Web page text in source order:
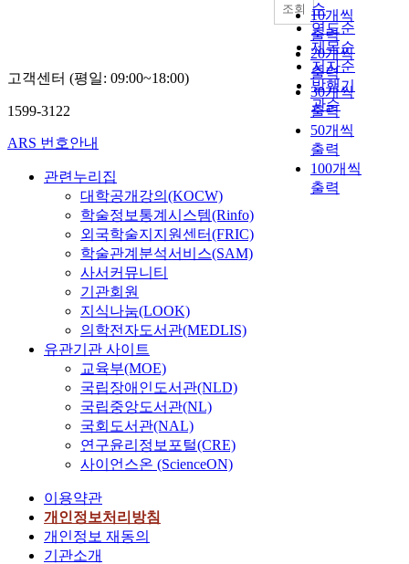
순
연도순
제목순
저자순
발행기
관순
10개씩
출력
20개씩
출력
30개씩
출력
50개씩
출력
100개씩
출력
조회
고객센터 (평일: 09:00~18:00)
1599-3122
ARS 번호안내
관련누리집
대학공개강의(KOCW)
학술정보통계시스템(Rinfo)
외국학술지지원센터(FRIC)
학술관계분석서비스(SAM)
사서커뮤니티
기관회원
지식나눔(LOOK)
의학전자도서관(MEDLIS)
유관기관 사이트
교육부(MOE)
국립장애인도서관(NLD)
국립중앙도서관(NL)
국회도서관(NAL)
연구윤리정보포털(CRE)
사이언스온 (ScienceON)
이용약관
개인정보처리방침
개인정보 재동의
기관소개